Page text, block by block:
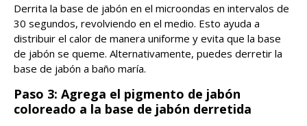
Derrita la base de jabón en el microondas en intervalos de
30 segundos, revolviendo en el medio. Esto ayuda a
distribuir el calor de manera uniforme y evita que la base
de jabón se queme. Alternativamente, puedes derretir la
base de jabón a baño maría.
Paso 3: Agrega el pigmento de jabón
coloreado a la base de jabón derretida